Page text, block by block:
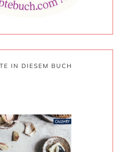
IN DIESEM BUCH